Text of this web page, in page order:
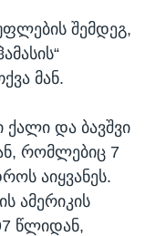
შემდეგ,
მან.
ქალი და ბავშვი
რომლებიც 7
აიყვანეს.
ამერიკის
წლიდან,